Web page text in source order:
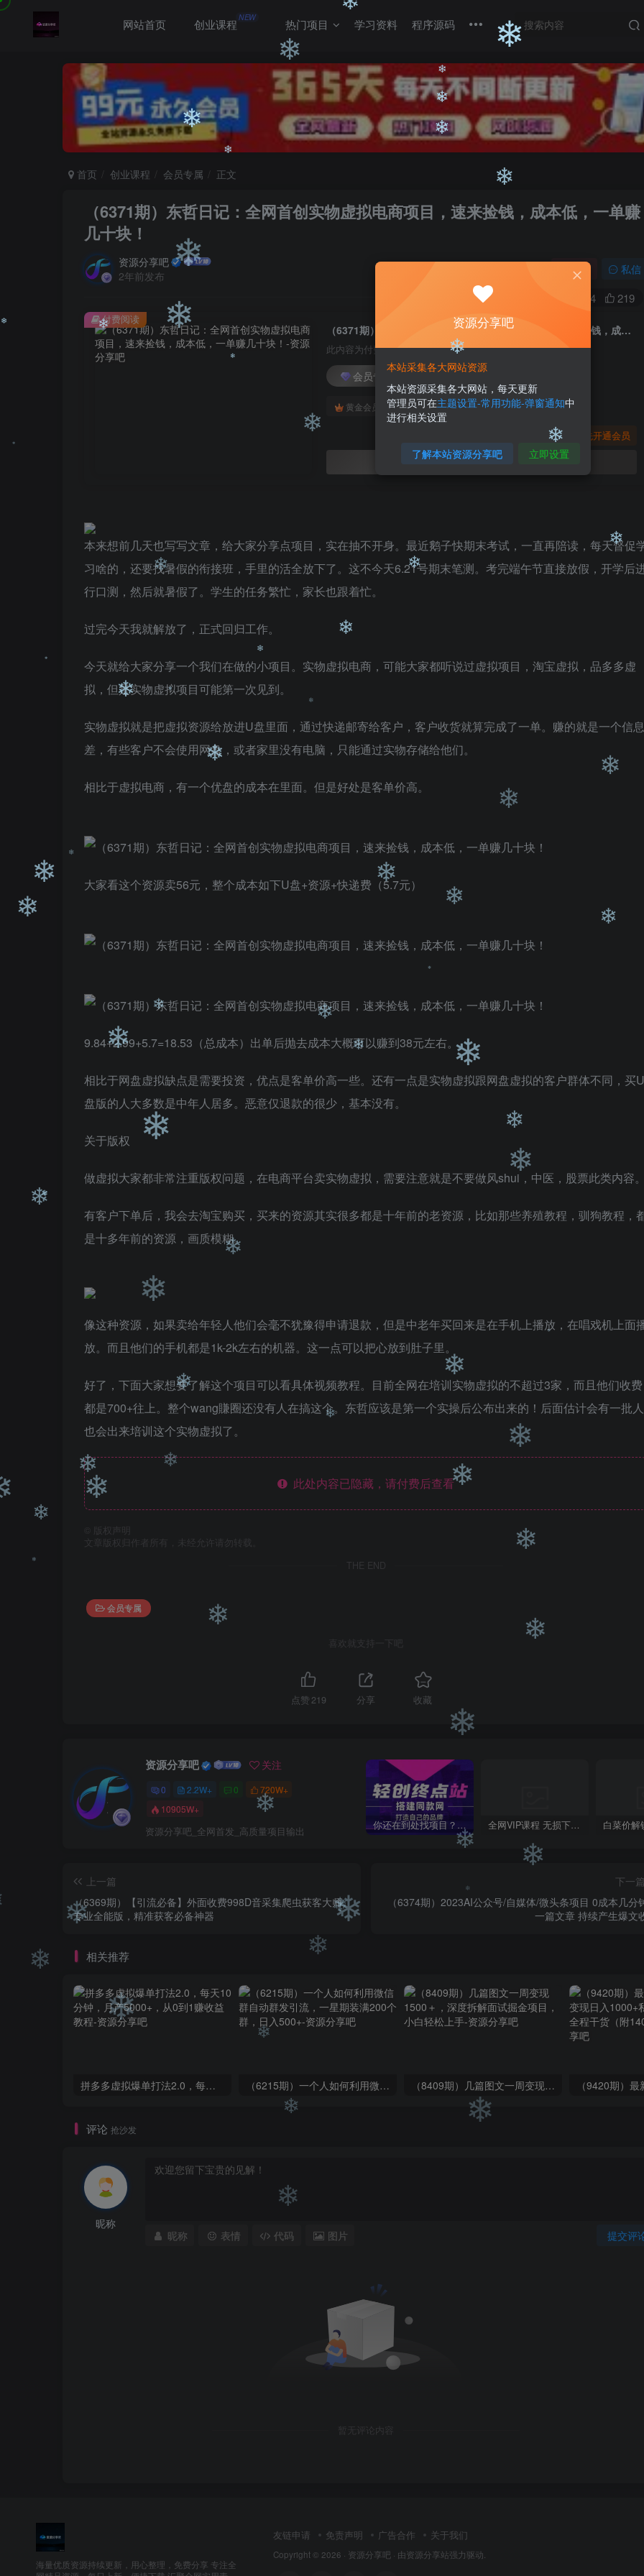
网站首页 创业课程 NEW 热门项目 学习资料 程序源码
首页 创业课程 会员专属 正文
（6371期）东哲日记：全网首创实物虚拟电商项目，速来捡钱，成本低，一单赚
几十块！
资源分享吧
2年前发布
关注 私信
1754 219
（6371期）东哲日记：全网首创实物虚拟电商项目，速来捡钱，成本低，一单赚几十块！
此内容为付费阅读，请付费后查看
会员专属资源
黄金会员 免费 钻石会员免费
您暂无购买权限，请先开通会员
开通会员
付费阅读
本来想前几天也写写文章，给大家分享点项目，实在抽不开身。最近鹅子快期末考试，一直再陪读，每天督促
习啥的，还要找暑假的衔接班，手里的活全放下了。这不今天6.21号期末笔测。考完端午节直接放假，开学后
行口测，然后就暑假了。学生的任务繁忙，家长也跟着忙。
过完今天我就解放了，正式回归工作。
今天就给大家分享一个我们在做的小项目。实物虚拟电商，可能大家都听说过虚拟项目，淘宝虚拟，品多多虚
拟，但是实物虚拟项目可能第一次见到。
实物虚拟就是把虚拟资源给放进U盘里面，通过快递邮寄给客户，客户收货就算完成了一单。赚的就是一个信息
差，有些客户不会使用网盘，或者家里没有电脑，只能通过实物存储给他们。
相比于虚拟电商，有一个优盘的成本在里面。但是好处是客单价高。
大家看这个资源卖56元，整个成本如下U盘+资源+快递费（5.7元）
9.84+2.99+5.7=18.53（总成本）出单后抛去成本大概可以赚到38元左右。
相比于网盘虚拟缺点是需要投资，优点是客单价高一些。还有一点是实物虚拟跟网盘虚拟的客户群体不同，买U
盘版的人大多数是中年人居多。恶意仅退款的很少，基本没有。
关于版权
做虚拟大家都非常注重版权问题，在电商平台卖实物虚拟，需要注意就是不要做风shui，中医，股票此类内容。
有客户下单后，我会去淘宝购买，买来的资源其实很多都是十年前的老资源，比如那些养殖教程，驯狗教程，
是十多年前的资源，画质模糊。
像这种资源，如果卖给年轻人他们会毫不犹豫得申请退款，但是中老年买回来是在手机上播放，在唱戏机上面
放。而且他们的手机都是1k-2k左右的机器。这一点可以把心放到肚子里。
好了，下面大家想要了解这个项目可以看具体视频教程。目前全网在培训实物虚拟的不超过3家，而且他们收费
都是700+往上。整个wang賺圈还没有人在搞这个。东哲应该是第一个实操后公布出来的！后面估计会有一批人
也会出来培训这个实物虚拟了。
此处内容已隐藏，请付费后查看
版权声明
文章版权归作者所有，未经允许请勿转载。
THE END
会员专属
喜欢就支持一下吧
点赞219 分享 收藏
资源分享吧 关注
0 2.2W+ 0
720W+
10905W+
资源分享吧_全网首发_高质量项目输出 你还在到处找项目？还在当韭菜？我靠卖项目一个月收入5万+，曾经我也是个失败者。 全网VIP课程 无损下载~
上一篇
（6369期）【引流必备】外面收费998D音采集爬虫获客大师
专业全能版，精准获客必备神器
下一篇
（6374期）2023AI公众号/自媒体/微头条项目 0成本几分钟产
一篇文章 持续产生爆文
相关推荐
拼多多虚拟爆单打法2.0，每天10分钟，月产5000+，从0到1赚收益教程 （6215期）一个人如何利用微信群自动群发引流，一星期装满200个群，日入500+ （8409期）几篇图文一周变现1500＋，深度拆解面试掘金项目，小白轻松上手
评论 抢沙发
昵称
提交评
昵称 表情 代码 图片
暂无评论内容
海量优质资源持续更新，用心整理，免费分享 专注全
友链申请 免责声明 广告合作 关于我们
Copyright © 2026 · 资源分享吧 · 由资源分享站强力驱动.
资源分享吧
本站采集各大网站资源
本站资源采集各大网站，每天更新
管理员可在主题设置-常用功能-弹窗通知中
进行相关设置
了解本站资源分享吧 立即设置
❄
❄
❄
❄
❄
❄ ❄
❄
❄
❄
❄
❄
❄
❄
❄
❄
❄ ❄
❄
❄
❄
❄
❄
❄
❄
❄
❄
❄
❄
❄
❄
❄
❄ ❄
❄
❄
❄